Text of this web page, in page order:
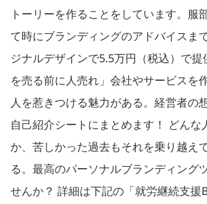
トーリーを作ることをしています。服
て時にブランディングのアドバイスま
ジナルデザインで5.5万円（税込）で
を売る前に人売れ」会社やサービスを
人を惹きつける魅力がある。経営者の
自己紹介シートにまとめます！ どんな
か、苦しかった過去もそれを乗り越え
る。最高のパーソナルブランディング
せんか？ 詳細は下記の「就労継続支援